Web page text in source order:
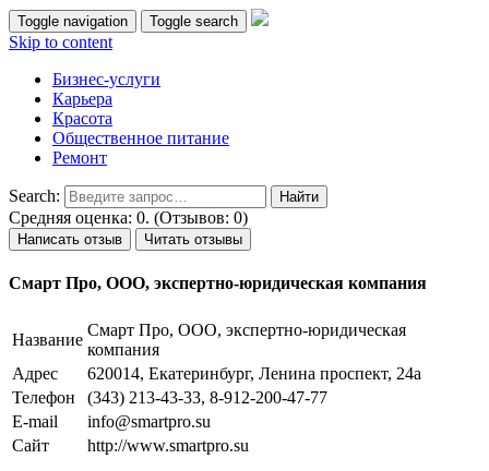
Toggle navigation Toggle search
Skip to content
Бизнес-услуги
Карьера
Красота
Общественное питание
Ремонт
Search:
Средняя оценка: 0. (Отзывов: 0)
Написать отзыв Читать отзывы
Смарт Про, ООО, экспертно-юридическая компания
Название
Смарт Про, ООО, экспертно-юридическая
компания
Адрес
620014, Екатеринбург, Ленина проспект, 24а
Телефон
(343) 213-43-33, 8-912-200-47-77
E-mail
info@smartpro.su
Сайт
http://www.smartpro.su